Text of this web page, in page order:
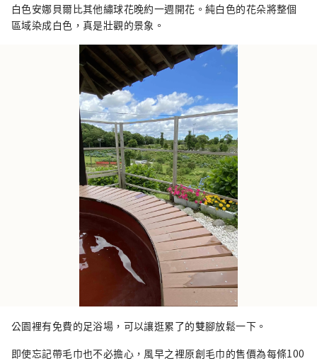
白色安娜貝爾比其他繡球花晚約一週開花。純白色的花朵將整個
區域染成白色，真是壯觀的景象。
公園裡有免費的足浴場，可以讓逛累了的雙腳放鬆一下。
即使忘記帶毛巾也不必擔心，風早之裡原創毛巾的售價為每條100